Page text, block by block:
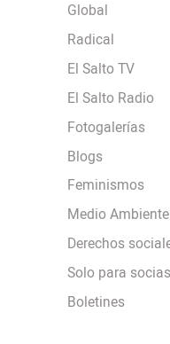
Global
Radical
El Salto TV
El Salto Radio
Fotogalerías
Blogs
Feminismos
Medio Ambiente
Derechos
Solo para socias
Boletines